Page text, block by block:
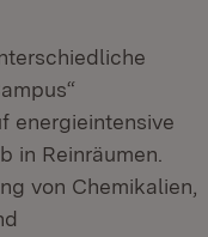
energieintensive
in Reinräumen.
von Chemikalien,